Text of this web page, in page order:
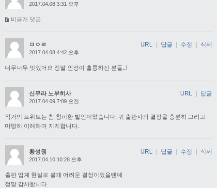
2017.04.08 3:31 오후
비공개 댓글
ㅁㅇㄹ
2017.04.08 4:42 오후
너무너무 멋있어요 정말 인성이 훌륭하신 분들..!
URL 답글 수정 삭제
신무라 노부히사
2017.04.09 7:09 오전
작가의 트위트는 참 창피한 발언이었습니다. 귀 출판사의 결정을 충분히 그리고
마땅히 이해하며 지지합니다.
URL 답글
황성원
2017.04.10 10:28 오후
출판 업계 현실로 볼때 어려운 결정이었을텐데
정말 감사합니다
URL 답글 수정 삭제